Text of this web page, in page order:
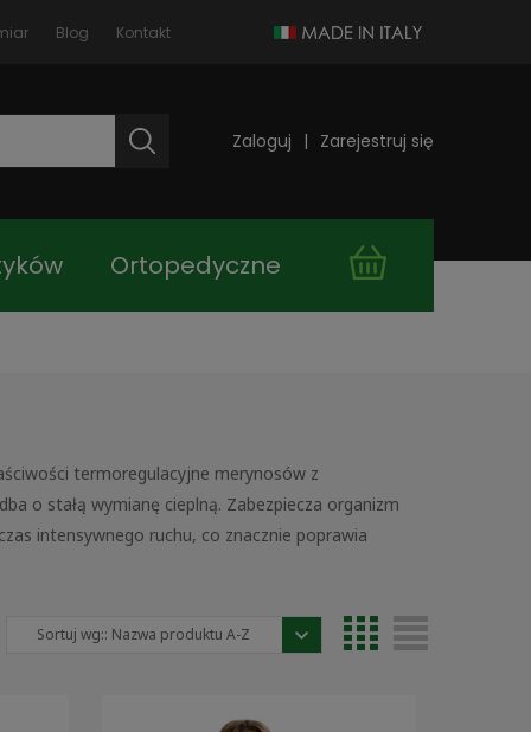
Blog Kontakt
Zaloguj Zarejestruj się
Ortopedyczne
termoregulacyjne merynosów z
o stałą wymianę cieplną. Zabezpiecza organizm
intensywnego ruchu, co znacznie poprawia
Sortuj wg:: Nazwa produktu A-Z